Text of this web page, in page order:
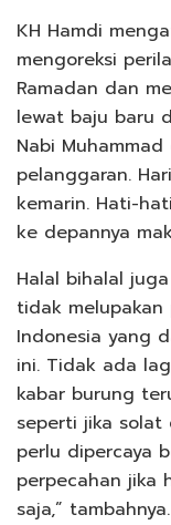
KH Hamdi
mengoreksi
Ramadan dan
lewat baju baru
Nabi
pelanggaran.
kemarin. Hati-
ke depannya
Halal bihalal
tidak melupakan
Indonesia yang
ini. Tidak ada
kabar burung
seperti jika solat
perlu dipercaya
perpecahan jika
saja,” tambahnya.